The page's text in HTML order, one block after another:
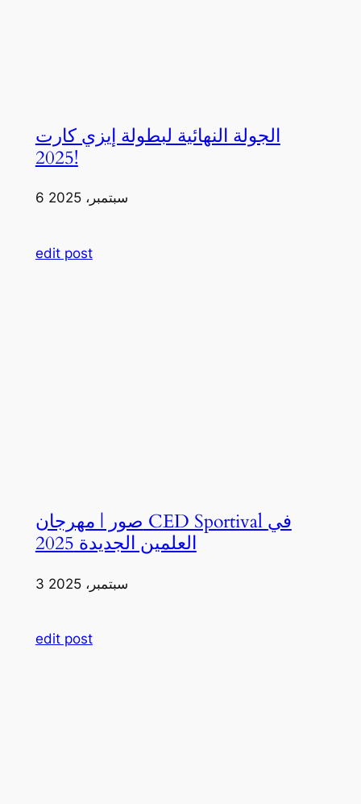
الجولة النهائية لبطولة إيزي كارت
2025!
6 سبتمبر، 2025
edit post
صور | مهرجان CED Sportival في
العلمين الجديدة 2025
3 سبتمبر، 2025
edit post